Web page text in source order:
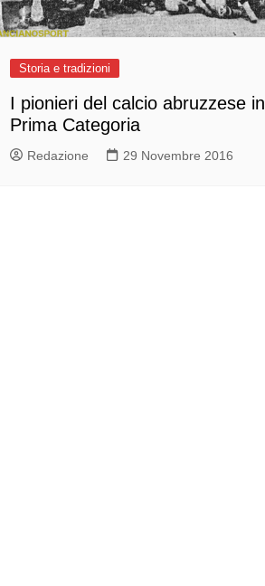
Storia e tradizioni
I pionieri del calcio abruzzese in
Prima Categoria
Redazione 29 Novembre 2016